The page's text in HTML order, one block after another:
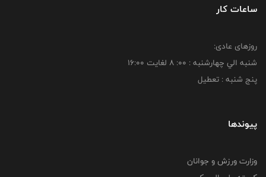
ساعات کار
روزهای عادی:
شنبه الي چهارشنبه : 00: 8 لغايت 16:00
پنج شنبه : تعطیل
پیوندها
وزارت ورزش و جوانان